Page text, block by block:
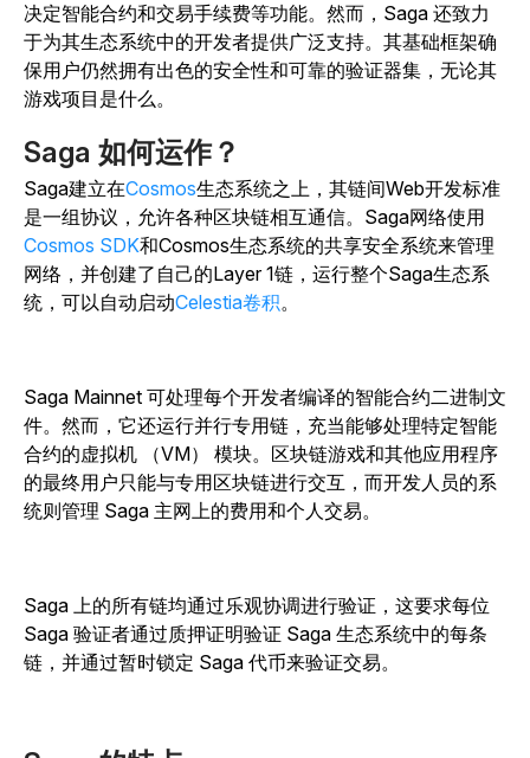
决定智能合约和交易手续费等功能。 然而，Saga 还致力
于为其生态系统中的开发者提供广泛支持。其基础框架确
保用户仍然拥有出色的安全性和可靠的验证器集，无论其
游戏项目是什么。
Saga 如何运作？
Saga建立在Cosmos生态系统之上，其链间Web开发标准
是一组协议，允许各种区块链相互通信。Saga网络使用
Cosmos SDK和Cosmos生态系统的共享安全系统来管理
网络，并创建了自己的Layer 1链，运行整个Saga生态系
统，可以自动启动Celestia卷积。
Saga Mainnet 可处理每个开发者编译的智能合约二进制文
件。然而，它还运行并行专用链，充当能够处理特定智能
合约的虚拟机 （VM） 模块。区块链游戏和其他应用程序
的最终用户只能与专用区块链进行交互，而开发人员的系
统则管理 Saga 主网上的费用和个人交易。
Saga 上的所有链均通过乐观协调进行验证，这要求每位
Saga 验证者通过质押证明验证 Saga 生态系统中的每条
链，并通过暂时锁定 Saga 代币来验证交易。